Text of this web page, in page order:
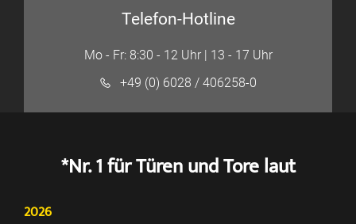
Telefon-Hotline
Mo - Fr: 8:30 - 12 Uhr | 13 - 17 Uhr
+49 (0) 6028 / 406258-0
*Nr. 1 für Türen und Tore laut
2026